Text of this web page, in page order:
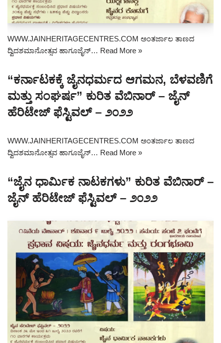
WWW.JAINHERITAGECENTRES.COM ಅಂತರ್ಜಾಲ ತಾಣದ
ದ್ವಿದಶಮಾನೋತ್ಸವ ಹಾಗೂಜೈನ್… Read More »
“ಕರ್ನಾಟಕಕ್ಕೆ ಜೈನಧರ್ಮದ ಆಗಮನ, ಬೆಳವಣಿಗೆ
ಮತ್ತು ಸಂಘರ್ಷ” ಕುರಿತ ವೆಬಿನಾರ್ – ಜೈನ್
ಹೆರಿಟೇಜ್ ಫೆಸ್ಟಿವಲ್ – ೨೦೨೨
WWW.JAINHERITAGECENTRES.COM ಅಂತರ್ಜಾಲ ತಾಣದ
ದ್ವಿದಶಮಾನೋತ್ಸವ ಹಾಗೂಜೈನ್… Read More »
“ಜೈನ ಧಾರ್ಮಿಕ ನಾಟಕಗಳು” ಕುರಿತ ವೆಬಿನಾರ್ –
ಜೈನ್ ಹೆರಿಟೇಜ್ ಫೆಸ್ಟಿವಲ್ – ೨೦೨೨